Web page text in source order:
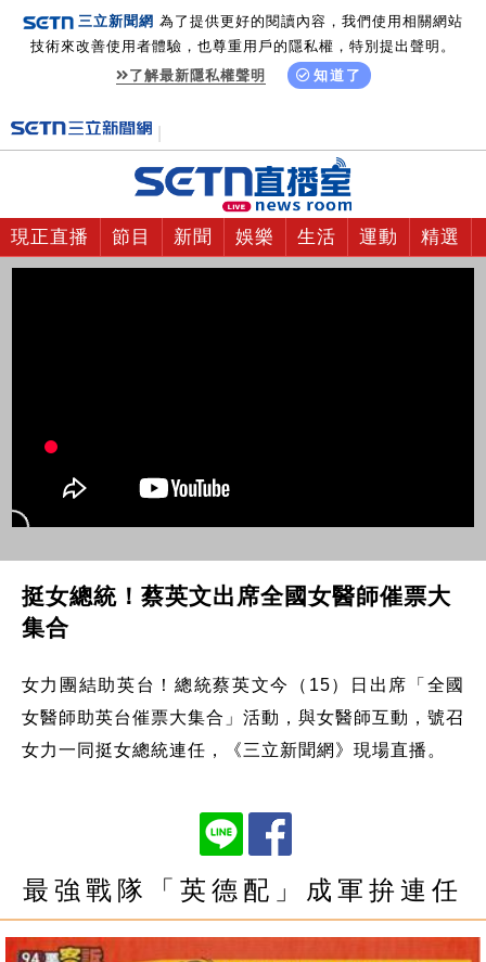
三立新聞網 為了提供更好的閱讀內容，我們使用相關網站
技術來改善使用者體驗，也尊重用戶的隱私權，特別提出聲明。
了解最新隱私權聲明
知道了
現正直播 節目 新聞 娛樂 生活 運動 精選
挺女總統！蔡英文出席全國女醫師催票大
集合
女力團結助英台！總統蔡英文今（15）日出席「全國
女醫師助英台催票大集合」活動，與女醫師互動，號召
女力一同挺女總統連任，《三立新聞網》現場直播。
最強戰隊「英德配」成軍拚連任